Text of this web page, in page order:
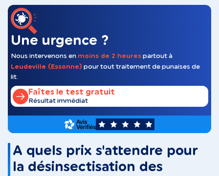
Une urgence ?
Nous intervenons en moins de 2 heures partout à
Leudeville (Essonne) pour tout traitement de punaises de
lit.
Faîtes le test gratuit
Résultat immédiat
5
A quels prix s'attendre pour
la désinsectisation des